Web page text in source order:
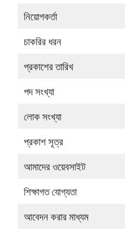
নিয়োগকর্তা
চাকরির ধরন
প্রকাশের তারিখ
পদ সংখ্যা
লোক সংখ্যা
প্রকাশ সূত্র
আমাদের ওয়েবসাইট
শিক্ষাগত যোগ্যতা
আবেদন করার মাধ্যম